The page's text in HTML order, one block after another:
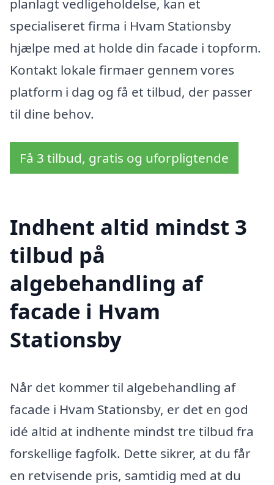
planlagt vedligeholdelse, kan et
specialiseret firma i Hvam Stationsby
hjælpe med at holde din facade i topform.
Kontakt lokale firmaer gennem vores
platform i dag og få et tilbud, der passer
til dine behov.
Få 3 tilbud, gratis og uforpligtende
Indhent altid mindst 3
tilbud på
algebehandling af
facade i Hvam
Stationsby
Når det kommer til algebehandling af
facade i Hvam Stationsby, er det en god
idé altid at indhente mindst tre tilbud fra
forskellige fagfolk. Dette sikrer, at du får
en retvisende pris, samtidig med at du